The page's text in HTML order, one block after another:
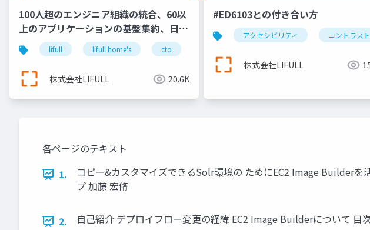
100人超のエンジニア組織の統合、60以
上のアプリケーションの基盤集約、日本
最大級の不動産・住宅情報サイト
『LIFULL HOME'S』を支え続けるエン
ジニアリング＿長沢翼
lifull lifull home's cto
株式会社LIFULL 20.6K
#ED6103との付き合い方
アクセシビリティ コントラスト
株式会社LIFULL
各ページのテキスト
1.
コピー&カスタマイズできるSolr環境の ためにEC2 Image Builder
プ 加藤 宏脩
2. 自己紹介 デプロイフロー変更の経緯 EC2 Image Builderについて 目